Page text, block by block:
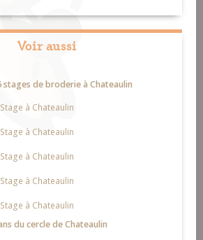
Voir aussi
stages de broderie à Chateaulin
à Chateaulin
à Chateaulin
à Chateaulin
à Chateaulin
à Chateaulin
du cercle de Chateaulin